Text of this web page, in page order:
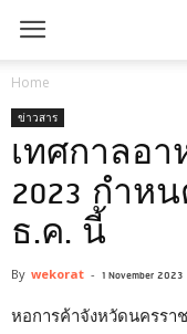
Home
ข่าวสาร
เทศกาลอ
2023 กำห
ธ.ค. นี้
By wekorat - 1 November 2023
หอการค้าจังหวัดนครรา